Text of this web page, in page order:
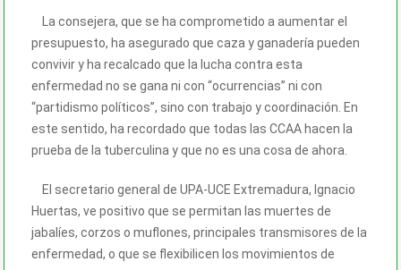
La consejera, que se ha comprometido a aumentar el
presupuesto, ha asegurado que caza y ganadería pueden
convivir y ha recalcado que la lucha contra esta
enfermedad no se gana ni con “ocurrencias” ni con
“partidismo políticos”, sino con trabajo y coordinación. En
este sentido, ha recordado que todas las CCAA hacen la
prueba de la tuberculina y que no es una cosa de ahora.
El secretario general de UPA-UCE Extremadura, Ignacio
Huertas, ve positivo que se permitan las muertes de
jabalíes, corzos o muflones, principales transmisores de la
enfermedad, o que se flexibilicen los movimientos de